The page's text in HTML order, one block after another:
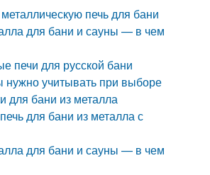
печь для бани
для бани и сауны — в чем
печи для русской бани
нужно учитывать при выборе
для бани из металла
для бани из металла с
для бани и сауны — в чем